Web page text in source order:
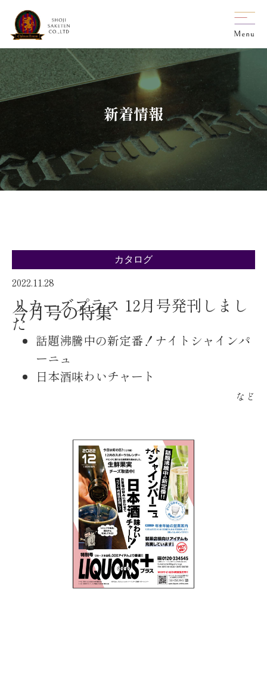
新着情報
カタログ
2022.11.28
リカーズプラス 12月号発刊しまし
た
今月号の特集
話題沸騰中の新定番！ナイトシャインパ
ーニュ
日本酒味わいチャート
など